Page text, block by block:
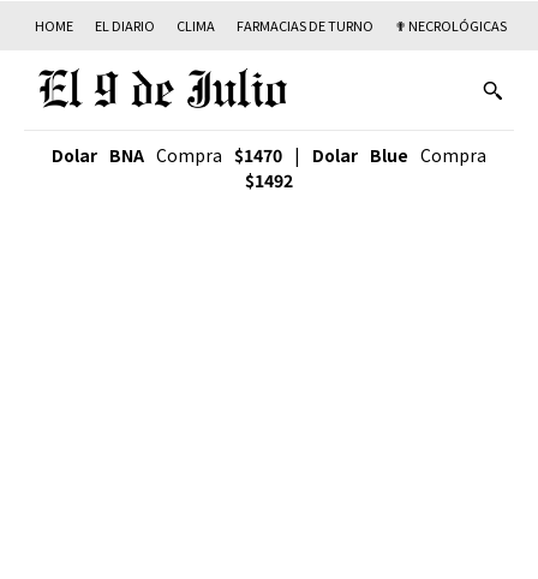
HOME EL DIARIO CLIMA FARMACIAS DE TURNO ✟ NECROLÓGICAS
Dolar BNA Compra $1470 | Dolar Blue Compra
$1492